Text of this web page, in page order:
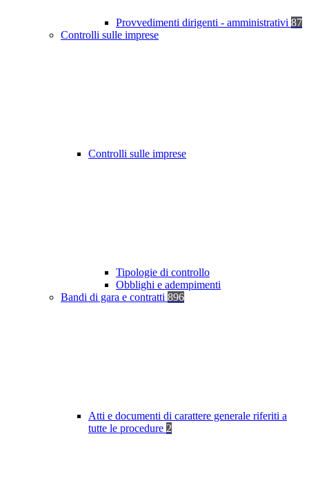
Provvedimenti dirigenti - amministrativi 87
Controlli sulle imprese
Controlli sulle imprese
Tipologie di controllo
Obblighi e adempimenti
Bandi di gara e contratti 896
Atti e documenti di carattere generale riferiti a
tutte le procedure 2